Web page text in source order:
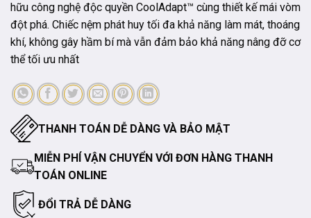
hữu công nghệ độc quyền CoolAdapt™ cùng thiết kế mái vòm
đột phá. Chiếc nệm phát huy tối đa khả năng làm mát, thoáng
khí, không gây hầm bí mà vẫn đảm bảo khả năng nâng đỡ cơ
thể tối ưu nhất
THANH TOÁN DỄ DÀNG VÀ BẢO MẬT
MIỄN PHÍ VẬN CHUYỂN VỚI ĐƠN HÀNG THANH
TOÁN ONLINE
ĐỔI TRẢ DỄ DÀNG